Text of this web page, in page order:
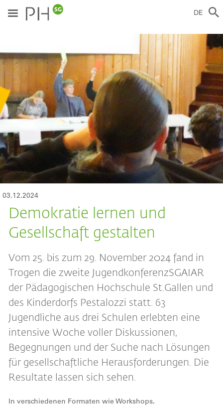
zum
Inhalt
DE
03.12.2024
Demokratie lernen und
Gesellschaft gestalten
Vom 25. bis zum 29. November 2024 fand in
Trogen die zweite JugendkonferenzSGAIAR
der Pädagogischen Hochschule St.Gallen und
des Kinderdorfs Pestalozzi statt. 63
Jugendliche aus drei Schulen erlebten eine
intensive Woche voller Diskussionen,
Begegnungen und der Suche nach Lösungen
für gesellschaftliche Herausforderungen. Die
Resultate lassen sich sehen.
In verschiedenen Formaten wie Workshops,